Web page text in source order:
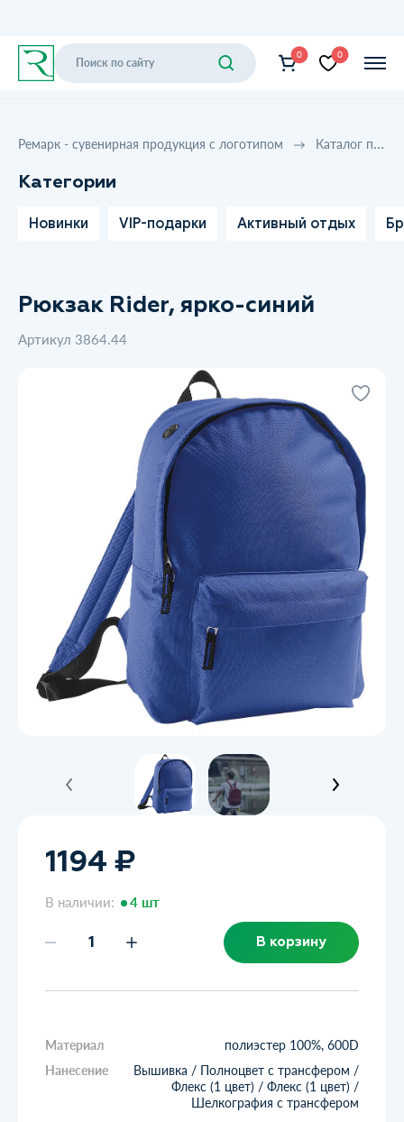
0 0
Ремарк - сувенирная продукция с логотипом Каталог продукции
Категории
Новинки VIP-подарки Активный отдых
Рюкзак Rider, ярко-синий
Артикул 3864.44
1194 ₽
В наличии: 4 шт
В корзину
Материал
полиэстер 100%, 600D
Нанесение
Вышивка / Полноцвет с трансфером /
Флекс (1 цвет) / Флекс (1 цвет) /
Шелкография с трансфером